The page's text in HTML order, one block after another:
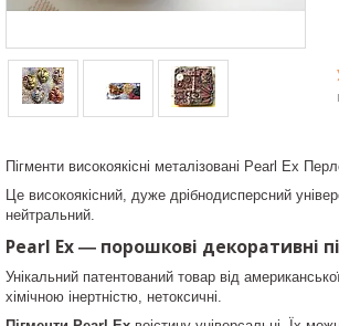
Пігменти високоякісні металізовані Pearl Ex
Це високоякісний, дуже дрібнодисперсний
нейтральний.
Pearl Ex ― порошкові декоративні
Унікальний патентований товар від
хімічною інертністю, нетоксичні.